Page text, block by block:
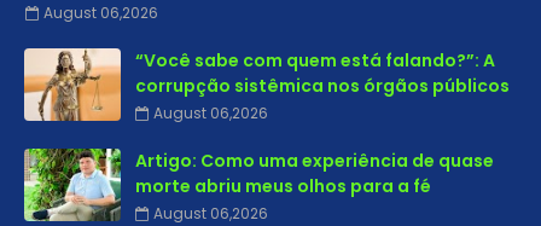
August 06,2026
“Você sabe com quem está falando?”: A
corrupção sistêmica nos órgãos públicos
August 06,2026
Artigo: Como uma experiência de quase
morte abriu meus olhos para a fé
August 06,2026